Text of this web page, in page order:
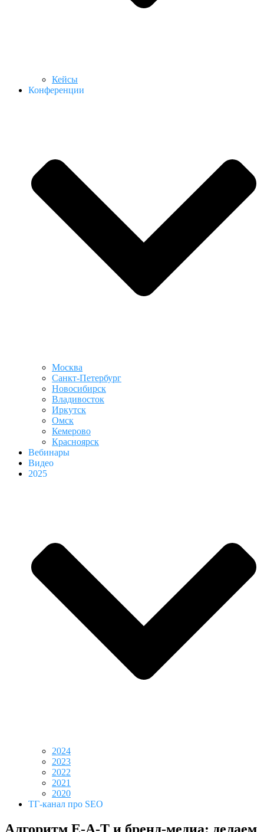
Кейсы
Конференции
Москва
Санкт-Петербург
Новосибирск
Владивосток
Иркутск
Омск
Кемерово
Красноярск
Вебинары
Видео
2025
2024
2023
2022
2021
2020
ТГ-канал про SEO